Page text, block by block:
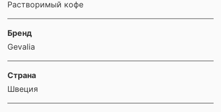
Растворимый кофе
Бренд
Gevalia
Страна
Швеция